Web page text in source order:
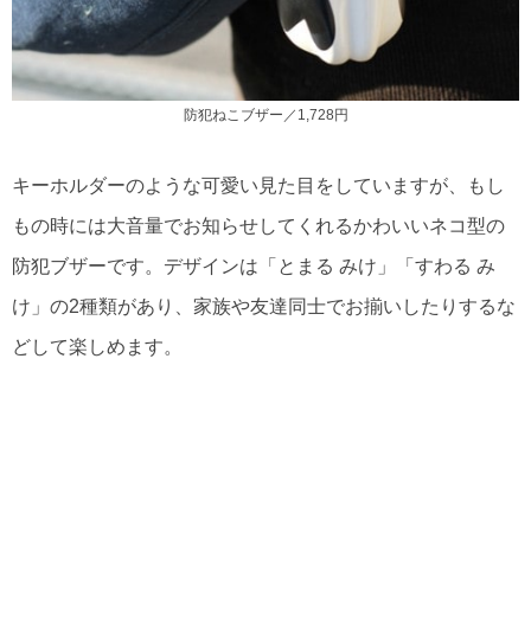
防犯ねこブザー／1,728円
キーホルダーのような可愛い見た目をしていますが、もし
もの時には大音量でお知らせしてくれるかわいいネコ型の
防犯ブザーです。デザインは「とまる みけ」「すわる み
け」の2種類があり、家族や友達同士でお揃いしたりするな
どして楽しめます。